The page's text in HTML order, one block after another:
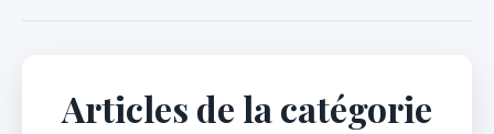
Articles de la catégorie